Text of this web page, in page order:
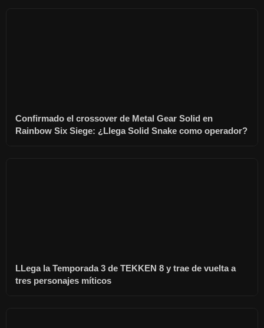
Confirmado el crossover de Metal Gear Solid en
Rainbow Six Siege: ¿Llega Solid Snake como operador?
LLega la Temporada 3 de TEKKEN 8 y trae de vuelta a
tres personajes míticos